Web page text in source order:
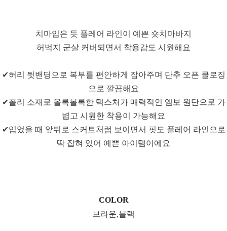
치마입은 듯 플레어 라인이 예쁜 숏치마바지
허벅지 군살 커버되면서 착용감도 시원해요
✔허리 뒷밴딩으로 복부를 편안하게 잡아주며 단추 오픈 클로징
으로 깔끔해요
✔폴리 소재로 올록볼록한 텍스처가 매력적인 엠보 원단으로 가
볍고 시원한 착용이 가능해요
✔입었을 때 앞뒤로 스커트처럼 보이면서 핏도 플레어 라인으로
딱 잡혀 있어 예쁜 아이템이에요
COLOR
브라운,블랙